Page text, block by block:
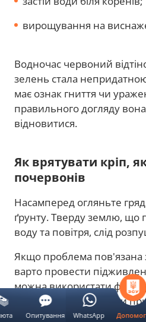
вирощування на
Водночас червоний
зелень стала
має ознак гниття чи
правильного догляду
відновитися.
Як врятувати кріп,
почервонів
Насамперед огляньте
ґрунту. Тверду землю, що
воду та повітря, слід
Якщо проблема пов'язана
варто провести
можна використати
варіантів — розчинити
суперфосфату у 10 л води
Опитування WhatsApp